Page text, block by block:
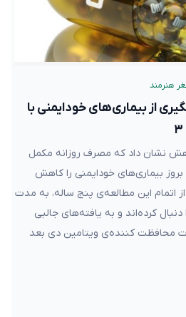
هنرمند
از بیماری‌های خودایمنی با
نشان داد که مصرف روزانه مکمل
و امگا ۳ احتمال بروز بیماری‌های خودایمنی را کاهش
اتمام این مطالعه‌ی پنج ساله، به مدت
کرده‌اند و به یافته‌های جالبی
محافظت کننده‌ی ویتامین دی بعد